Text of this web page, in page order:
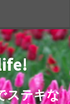
ステキな